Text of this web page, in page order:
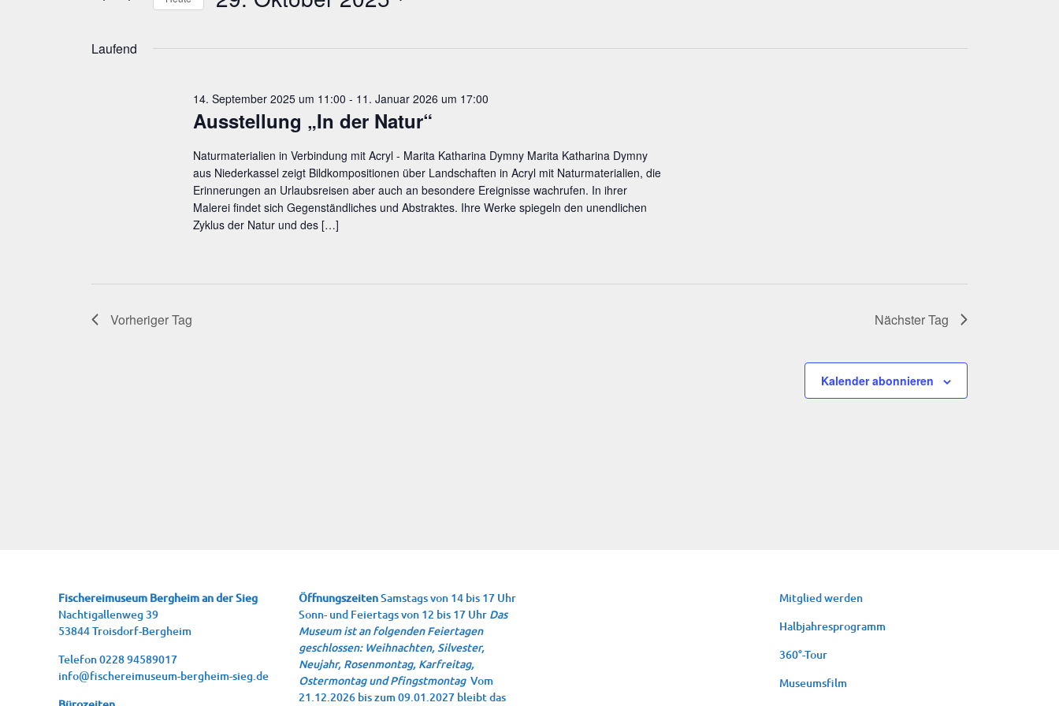
2025
Ansichten,
Navigation
Veranstaltungen
Laufend
Aus­stel­lung „In der Natur“
14. September 2025 um 11:00 - 11. Januar 2026 um 17:00
Naturmaterialien in Verbindung mit Acryl - Marita Katharina Dymny Marita Katharina Dymny
aus Niederkassel zeigt Bildkompositionen über Landschaften in Acryl mit Naturmaterialien, die
Erinnerungen an Urlaubsreisen aber auch an besondere Ereignisse wachrufen. In ihrer
Malerei findet sich Gegenständliches und Abstraktes. Ihre Werke spiegeln den unendlichen
Zyklus der Natur und des […]
Vorheriger Tag Nächster Tag
Kalender abonnieren
Fische­rei­mu­se­um Berg­heim an der Sieg
Nach­ti­gal­len­weg 39
53844 Troisdorf-Bergheim
Tele­fon 0228 94589017
info@fischereimuseum-bergheim-sieg.de
ÖffnungszeitenSamstags von 14 bis 17 Uhr
Sonn- und Feiertags von 12 bis 17 Uhr Das
Museum ist an folgenden Feiertagen
geschlossen: Weihnachten, Silvester,
Neujahr, Rosenmontag, Karfreitag,
Ostermontag und Pfingstmontag Vom
21.12.2026 bis zum 09.01.2027 bleibt das
Mit­glied werden
Halb­jah­res­pro­gramm
360°-Tour
Muse­ums­film